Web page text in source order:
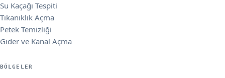
Su Kaçağı Tespiti
Tıkanıklık Açma
Petek Temizliği
Gider ve Kanal Açma
BÖLGELER